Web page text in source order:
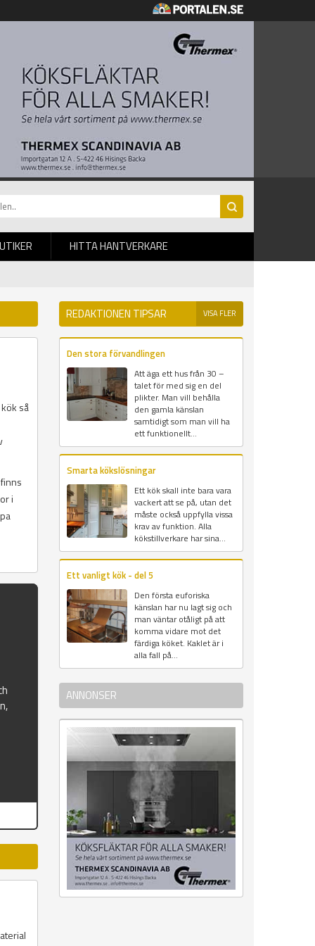
HITTA HANTVERKARE
så
i
REDAKTIONEN TIPSAR VISA FLER
Den stora förvandlingen
Att äga ett hus från 30 –
talet för med sig en del
plikter. Man vill behålla
den gamla känslan
samtidigt som man vill ha
ett funktionellt...
Smarta kökslösningar
Ett kök skall inte bara vara
vackert att se på, utan det
måste också uppfylla vissa
krav av funktion. Alla
kökstillverkare har sina...
Ett vanligt kök - del 5
Den första euforiska
känslan har nu lagt sig och
man väntar otåligt på att
komma vidare mot det
färdiga köket. Kaklet är i
alla fall på...
ANNONSER